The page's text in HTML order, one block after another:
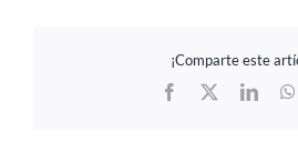
¡Comparte este
Facebook